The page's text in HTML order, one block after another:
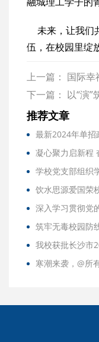
未来，让我们
伍，在校园里绽
上一篇： 国际
们重新定义幸福
下一篇： 以“演”
安全防暴演练活动
推荐文章
最新2024年单招
凝心聚力启新程 奋楫笃
学校党支部组织
饮水思源爱国荣
深入学习贯彻党的二十
筑牢无毒校园防线，团
我校获批长沙市
寒潮来袭，@所